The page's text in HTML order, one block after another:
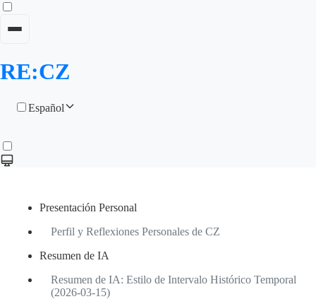
RE:CZ
Español
Presentación Personal
Perfil y Reflexiones Personales de CZ
Resumen de IA
Resumen de IA: Estilo de Intervalo Histórico Temporal
(2026-03-15)